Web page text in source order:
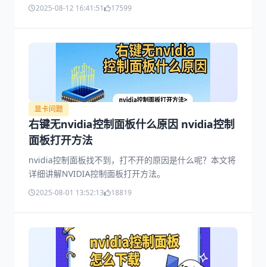
2025-08-12 16:41:51 17599
显卡问题
右键无nvidia控制面板什么原因 nvidia控制
面板打开方法
nvidia控制面板找不到，打不开的原因是什么呢？本文将
详细讲解NVIDIA控制面板打开方法。
2025-08-01 13:52:13 18819